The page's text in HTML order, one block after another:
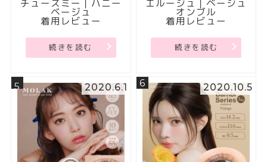
チューズミー｜ハニー
ベージュ
着用レビュー
続きを読む
エルージュ｜ベージュ
オンブル
着用レビュー
続きを読む
5 2020.6.1 6 2020.10.5